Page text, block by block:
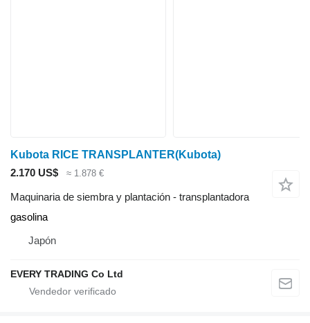
Kubota RICE TRANSPLANTER(Kubota)
2.170 US$
≈ 1.878 €
Maquinaria de siembra y plantación - transplantadora
gasolina
Japón
EVERY TRADING Co Ltd